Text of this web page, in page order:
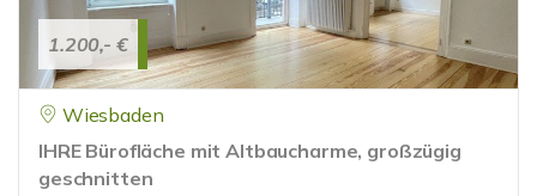
1.200,- €
Wiesbaden
IHRE Bürofläche mit Altbaucharme, großzügig
geschnitten